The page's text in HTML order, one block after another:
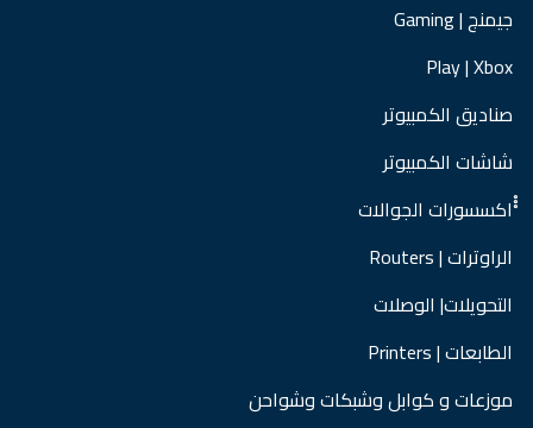
جيمنج | Gaming
Play | Xbox
صناديق الكمبيوتر
شاشات الكمبيوتر
ْْْاكسسورات الجوالات
الراوترات | Routers
التحويلات| الوصلات
الطابعات | Printers
موزعات و كوابل وشبكات وشواحن